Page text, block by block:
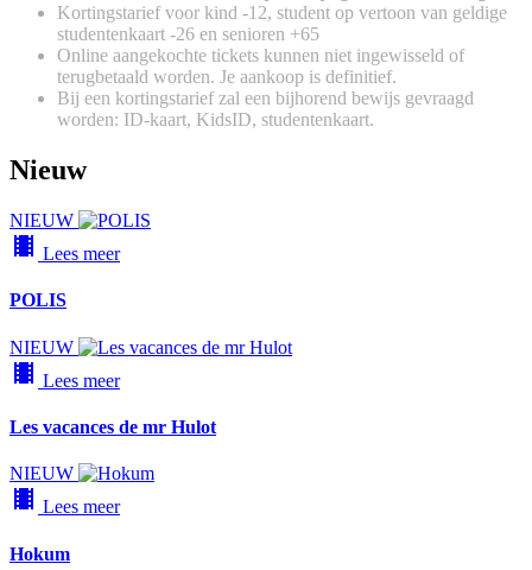
Kortingstarief voor kind -12, student op vertoon van geldige
studentenkaart -26 en senioren +65
Online aangekochte tickets kunnen niet ingewisseld of
terugbetaald worden. Je aankoop is definitief.
Bij een kortingstarief zal een bijhorend bewijs gevraagd
worden: ID-kaart, KidsID, studentenkaart.
Nieuw
NIEUW
local_movies Lees meer
POLIS
NIEUW
local_movies Lees meer
Les vacances de mr Hulot
NIEUW
local_movies Lees meer
Hokum